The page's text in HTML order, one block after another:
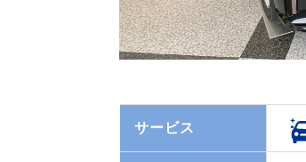
サービス